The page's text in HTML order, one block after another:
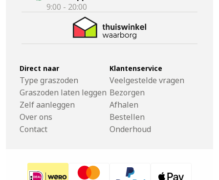
9:00 - 20:00
Direct naar
Type graszoden
Graszoden laten leggen
Zelf aanleggen
Over ons
Contact
Klantenservice
Veelgestelde vragen
Bezorgen
Afhalen
Bestellen
Onderhoud